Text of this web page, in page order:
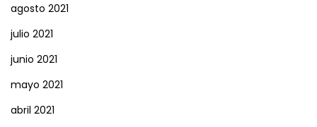
agosto 2021
julio 2021
junio 2021
mayo 2021
abril 2021